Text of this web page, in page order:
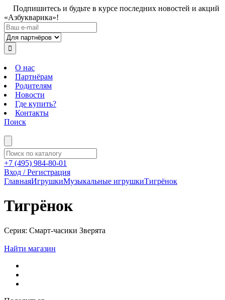
Подпишитесь и будьте в курсе последних новостей и акций
«Азбукварика»!
О нас
Партнёрам
Родителям
Новости
Где купить?
Контакты
Поиск
+7 (495) 984-80-01
Вход / Регистрация
ГлавнаяИгрушкиМузыкальные игрушкиТигрёнок
Тигрёнок
Серия: Смарт-часики Зверята
Найти магазин